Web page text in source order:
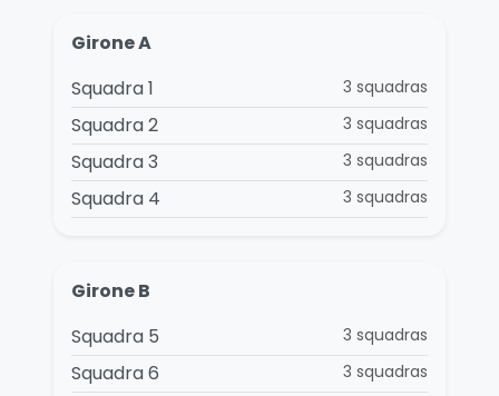
Girone A
Squadra 1
3 squadras
Squadra 2 3 squadras
Squadra 3 3 squadras
Squadra 4 3 squadras
Girone B
Squadra 5
3 squadras
Squadra 6 3 squadras